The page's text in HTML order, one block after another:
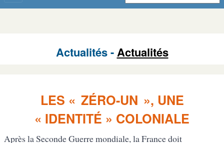
Actualités -Actualités
LES « ZÉRO-UN », UNE
« IDENTITÉ » COLONIALE
Après la Seconde Guerre mondiale, la France doit